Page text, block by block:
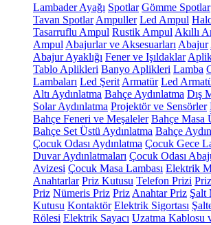
Lambader Ayağı Spotlar Gömme Spotlar
Tavan Spotlar Ampuller Led Ampul
Tasarruflu Ampul Rustik Ampul Akıllı
Ampul Abajurlar ve Aksesuarları Abajur
Abajur Ayaklığı Fener ve Işıldaklar
Tablo Aplikleri Banyo Aplikleri Lamba
Lambaları Led Şerit Armatür Led
Altı Aydınlatma Bahçe Aydınlatma Dış
Solar Aydınlatma Projektör ve Sensörler
Bahçe Feneri ve Meşaleler Bahçe Masa
Bahçe Set Üstü Aydınlatma Bahçe
Çocuk Odası Aydınlatma Çocuk Gece
Duvar Aydınlatmaları Çocuk Odası
Avizesi Çocuk Masa Lambası Elektrik
Anahtarlar Priz Kutusu Telefon Prizi
Priz Nümeris Priz Priz Anahtar Priz Şalt
Kutusu Kontaktör Elektrik Sigortası
Rölesi Elektrik Sayacı Uzatma Kablosu